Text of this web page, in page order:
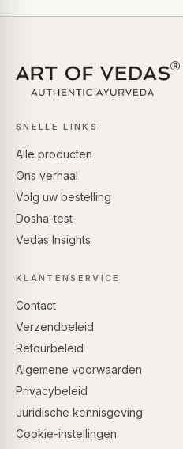
SNELLE LINKS
Alle producten
Ons verhaal
Volg uw bestelling
Dosha-test
Vedas Insights
KLANTENSERVICE
Contact
Verzendbeleid
Retourbeleid
Algemene voorwaarden
Privacybeleid
Juridische kennisgeving
Cookie-instellingen